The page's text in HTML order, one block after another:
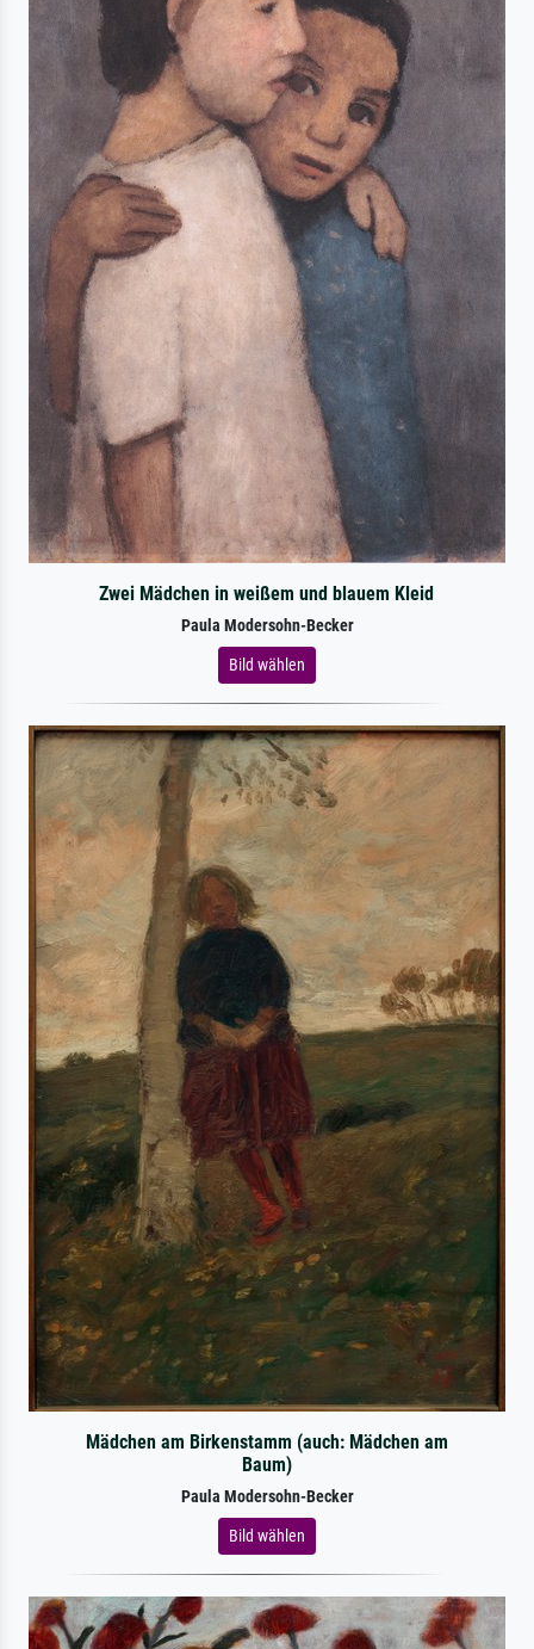
Zwei Mädchen in weißem und blauem Kleid
Paula Modersohn-Becker
Bild wählen
Mädchen am Birkenstamm (auch: Mädchen am
Baum)
Paula Modersohn-Becker
Bild wählen